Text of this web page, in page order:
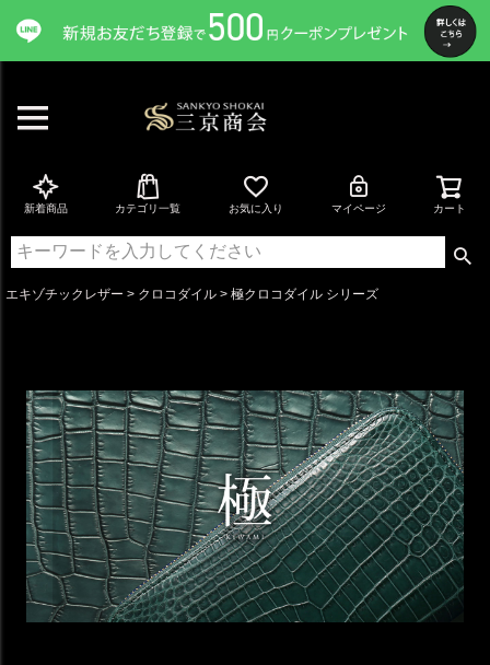
新着商品 カテゴリ一覧 お気に入り マイページ カート
エキゾチックレザー クロコダイル 極クロコダイル シリーズ